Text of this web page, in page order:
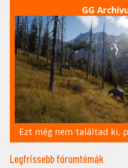
GG
Ezt még nem találtad ki,
Legfrissebb fórumtémák